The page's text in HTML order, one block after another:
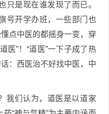
只是现在谁发现了而已。
号开学办班，一些部门也
点中医的都摇身一变，穿
医”！“道医”一下子成了热
：西医治不好找中医，中
们认为，道医是以道家